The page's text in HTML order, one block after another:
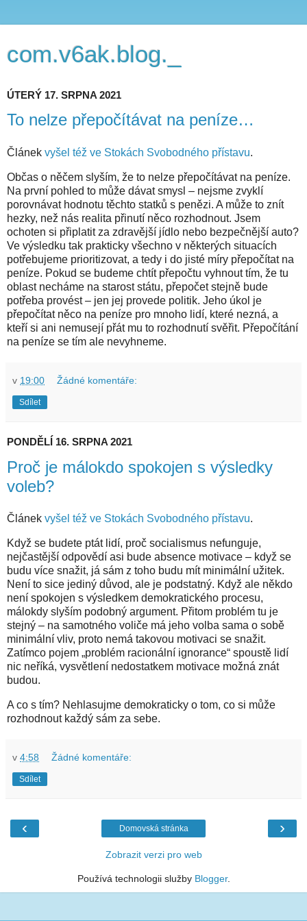
com.v6ak.blog._
ÚTERÝ 17. SRPNA 2021
To nelze přepočítávat na peníze…
Článek vyšel též ve Stokách Svobodného přístavu.
Občas o něčem slyším, že to nelze přepočítávat na peníze.
Na první pohled to může dávat smysl – nejsme zvyklí
porovnávat hodnotu těchto statků s penězi. A může to znít
hezky, než nás realita přinutí něco rozhodnout. Jsem
ochoten si připlatit za zdravější jídlo nebo bezpečnější auto?
Ve výsledku tak prakticky všechno v některých situacích
potřebujeme prioritizovat, a tedy i do jisté míry přepočítat na
peníze. Pokud se budeme chtít přepočtu vyhnout tím, že tu
oblast necháme na starost státu, přepočet stejně bude
potřeba provést – jen jej provede politik. Jeho úkol je
přepočítat něco na peníze pro mnoho lidí, které nezná, a
kteří si ani nemusejí přát mu to rozhodnutí svěřit. Přepočítání
na peníze se tím ale nevyhneme.
v 19:00 Žádné komentáře:
Sdílet
PONDĚLÍ 16. SRPNA 2021
Proč je málokdo spokojen s výsledky
voleb?
Článek vyšel též ve Stokách Svobodného přístavu.
Když se budete ptát lidí, proč socialismus nefunguje,
nejčastější odpovědí asi bude absence motivace – když se
budu více snažit, já sám z toho budu mít minimální užitek.
Není to sice jediný důvod, ale je podstatný. Když ale někdo
není spokojen s výsledkem demokratického procesu,
málokdy slyším podobný argument. Přitom problém tu je
stejný – na samotného voliče má jeho volba sama o sobě
minimální vliv, proto nemá takovou motivaci se snažit.
Zatímco pojem „problém racionální ignorance“ spoustě lidí
nic neříká, vysvětlení nedostatkem motivace možná znát
budou.
A co s tím? Nehlasujme demokraticky o tom, co si může
rozhodnout každý sám za sebe.
v 4:58 Žádné komentáře:
Sdílet
‹ ›
Domovská stránka
Zobrazit verzi pro web
Používá technologii služby Blogger.